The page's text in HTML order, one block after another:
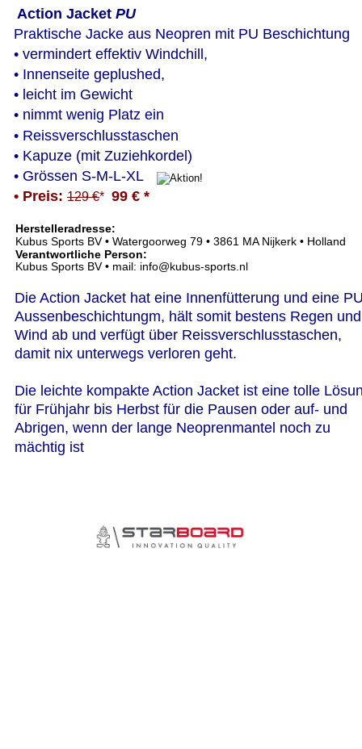
Die Action Jacket hat eine Innenfütterung und eine
Aussenbeschichtungm, hält somit bestens Regen
Wind ab und verfügt über Reissverschlusstaschen,
damit nix unterwegs verloren geht.
Die leichte kompakte Action Jacket ist eine tolle
für Frühjahr bis Herbst für die Pausen oder auf- und
Abrigen, wenn der lange Neoprenmantel noch zu
mächtig ist
Action Jacket PU
Praktische Jacke aus Neopren mit PU Beschichtung
• vermindert effektiv Windchill,
• Innenseite geplushed,
• leicht im Gewicht
• nimmt wenig Platz ein
• Reissverschlusstaschen
• Kapuze (mit Zuziehkordel)
• Grössen S-M-L-XL
• Preis: 129 €* 99 € *
Herstelleradresse:
Kubus Sports BV • Watergoorweg 79 • 3861 MA Nijkerk • Holland
Verantwortliche Person:
Kubus Sports BV • mail: info@kubus-sports.nl